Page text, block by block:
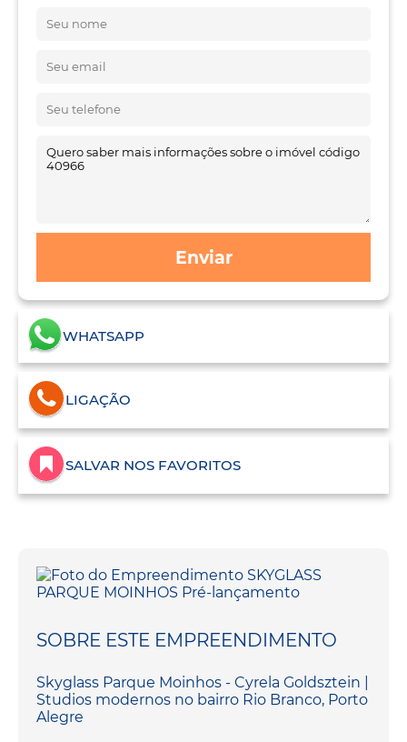
Enviar
WHATSAPP
LIGAÇÃO
SALVAR NOS FAVORITOS
SOBRE ESTE EMPREENDIMENTO
Skyglass Parque Moinhos - Cyrela Goldsztein |
Studios modernos no bairro Rio Branco, Porto
Alegre